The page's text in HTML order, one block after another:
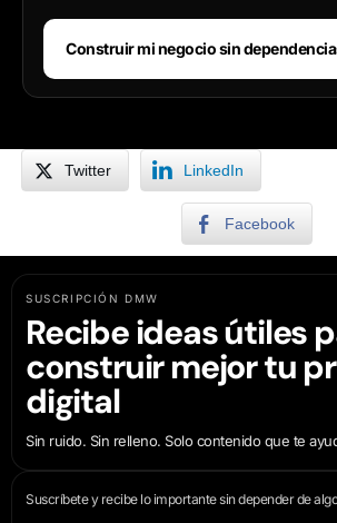
Construir mi negocio sin
Twitter LinkedIn
Facebook
SUSCRIPCIÓN DMW
Recibe ideas útiles
construir mejor tu
digital
Sin ruido. Sin relleno. Solo contenido que te
Suscríbete y recibe lo importante sin depender de